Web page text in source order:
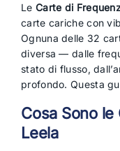
Le Carte di
carte cariche con
Ognuna delle 32
diversa — dalle
stato di flusso,
profondo. Questa
Cosa Sono le
Leela